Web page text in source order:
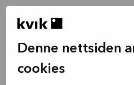
Denne nettsiden
cookies